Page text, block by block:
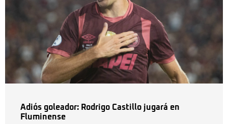
Adiós goleador: Rodrigo Castillo jugará en
Fluminense